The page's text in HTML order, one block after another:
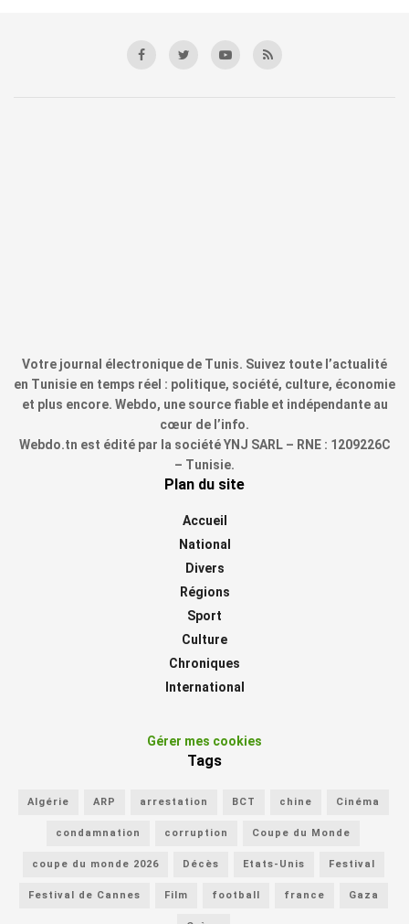
Votre journal électronique de Tunis. Suivez toute l’actualité
en Tunisie en temps réel : politique, société, culture, économie
et plus encore. Webdo, une source fiable et indépendante au
cœur de l’info.
Webdo.tn est édité par la société YNJ SARL – RNE : 1209226C
– Tunisie.
Plan du site
Accueil
National
Divers
Régions
Sport
Culture
Chroniques
International
Gérer mes cookies
Tags
Algérie ARP arrestation BCT chine Cinéma
condamnation corruption Coupe du Monde
coupe du monde 2026 Décès Etats-Unis Festival
Festival de Cannes Film football france Gaza